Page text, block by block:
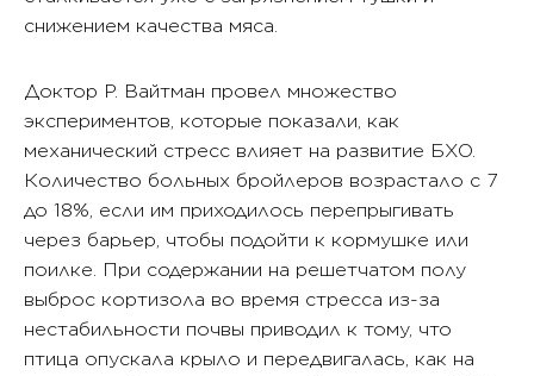
снижением качества мяса.
Доктор Р. Вайтман провел множество
экспериментов, которые показали, как
механический стресс влияет на развитие БХО.
Количество больных бройлеров возрастало с 7
до 18%, если им приходилось перепрыгивать
через барьер, чтобы подойти к кормушке или
поилке. При содержании на решетчатом полу
выброс кортизола во время стресса из-за
нестабильности почвы приводил к тому, что
птица опускала крыло и передвигалась, как на